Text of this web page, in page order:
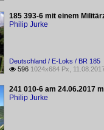
185 393-6 mit einem
Philip Jurke
Deutschland / E-Loks / BR 185
 596 1024x684 Px,
241 010-6 am 24.06.2017
Philip Jurke